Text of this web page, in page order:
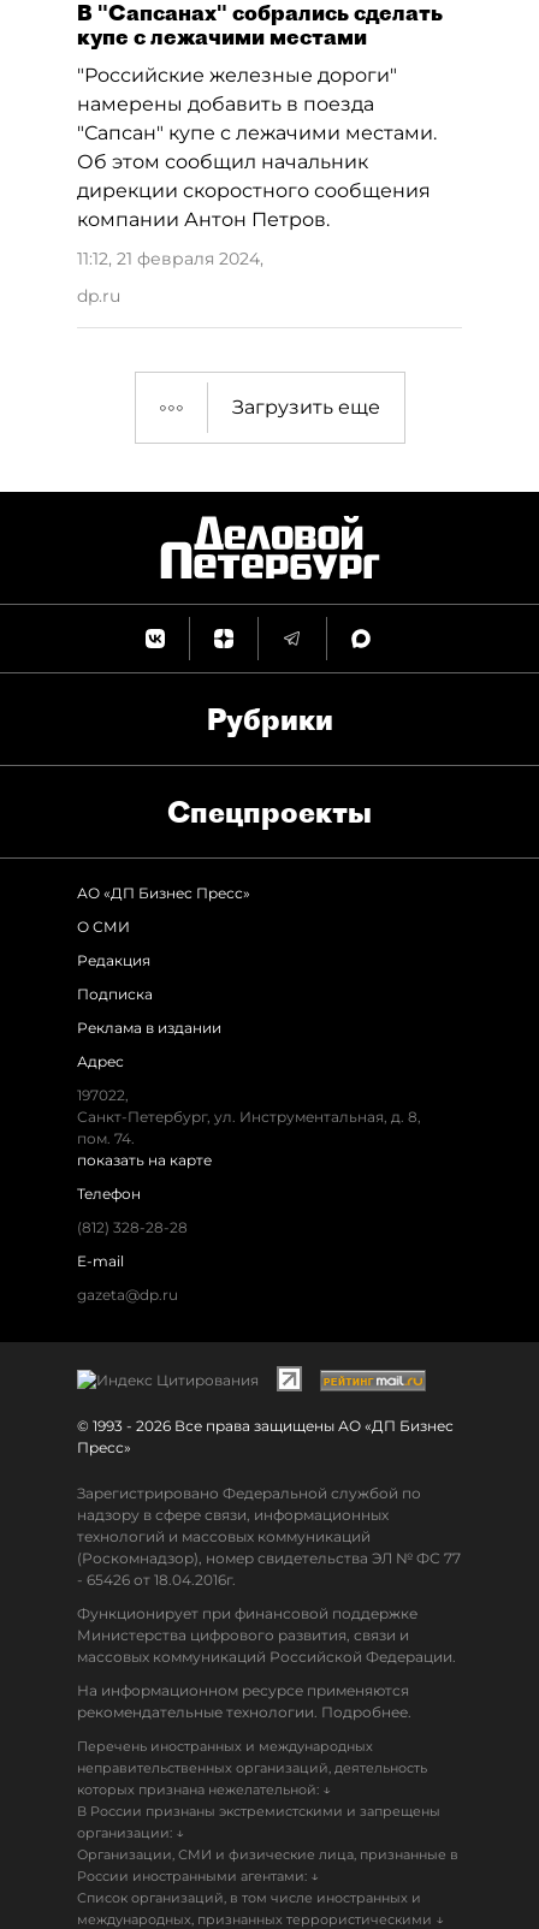
В "Сапсанах" собрались сделать
купе с лежачими местами
"Российские железные дороги"
намерены добавить в поезда
"Сапсан" купе с лежачими местами.
Об этом сообщил начальник
дирекции скоростного сообщения
компании Антон Петров.
11:12, 21 февраля 2024,
dp.ru
Загрузить еще
Рубрики
Спец­проекты
АО «ДП Бизнес Пресс»
О СМИ
Редакция
Подписка
Реклама в издании
Адрес
197022,
Санкт-Петербург, ул. Инструментальная, д. 8,
пом. 74.
показать на карте
Телефон
(812) 328-28-28
E-mail
gazeta@dp.ru
© 1993 - 2026 Все права защищены АО «ДП Бизнес
Пресс»
Зарегистрировано Федеральной службой по
надзору в сфере связи, информационных
технологий и массовых коммуникаций
(Роскомнадзор), номер свидетельства ЭЛ № ФС 77
- 65426 от 18.04.2016г.
Функционирует при финансовой поддержке
Министерства цифрового развития, связи и
массовых коммуникаций Российской Федерации.
На информационном ресурсе применяются
рекомендательные технологии. Подробнее.
Перечень иностранных и международных
неправительственных организаций, деятельность
которых признана нежелательной: ↓
В России признаны экстремистскими и запрещены
организации: ↓
Организации, СМИ и физические лица, признанные в
России иностранными агентами: ↓
Список организаций, в том числе иностранных и
международных, признанных террористическими ↓